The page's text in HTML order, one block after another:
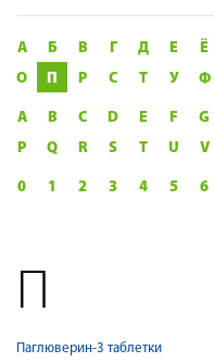
А Б В Г Д Е Ё
О
П Р С Т У Ф
A B C D E F G
P
Q R S T U V
0 1 2 3 4 5 6
П
Паглюверин-3 таблетки